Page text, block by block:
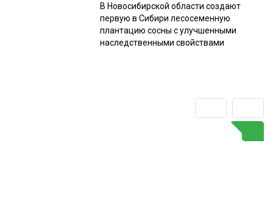
В Новосибирской области создают
первую в Сибири лесосеменную
плантацию сосны с улучшенными
наследственными свойствами